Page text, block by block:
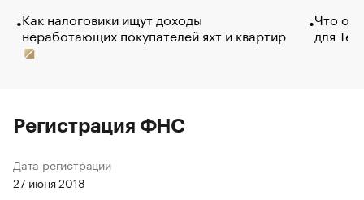
Как налоговики ищут доходы
неработающих покупателей яхт и квартир
Что
для
Регистрация ФНС
Дата регистрации
27 июня 2018